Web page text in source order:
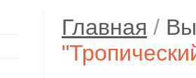
Главная /